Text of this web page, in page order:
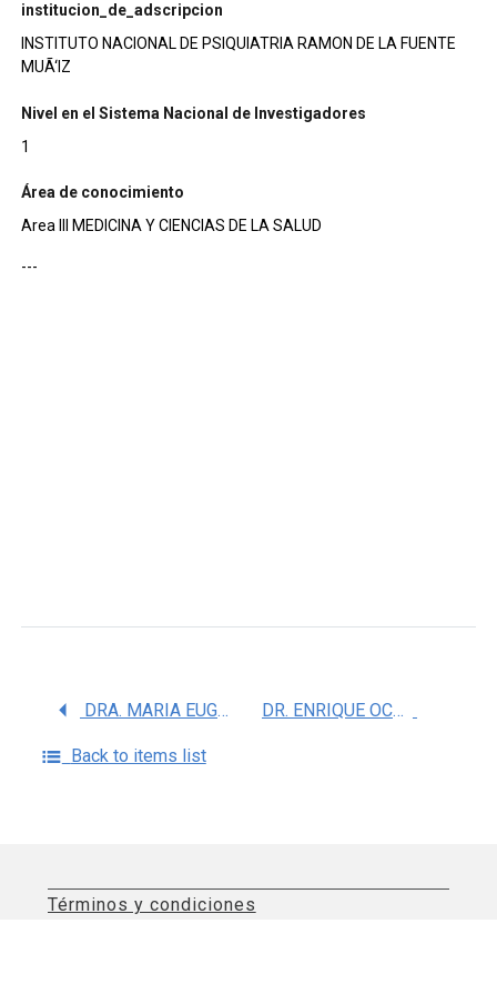
institucion_de_adscripcion
INSTITUTO NACIONAL DE PSIQUIATRIA RAMON DE LA FUENTE
MUÃ‘IZ
Nivel en el Sistema Nacional de Investigadores
1
Área de conocimiento
Area III MEDICINA Y CIENCIAS DE LA SALUD
---
DRA. MARIA EUGENIA HERNANDEZ GUTIERREZ DR. ENRIQUE OCTAVIO FLORES GUTIERREZ
Back to items list
Términos y condiciones